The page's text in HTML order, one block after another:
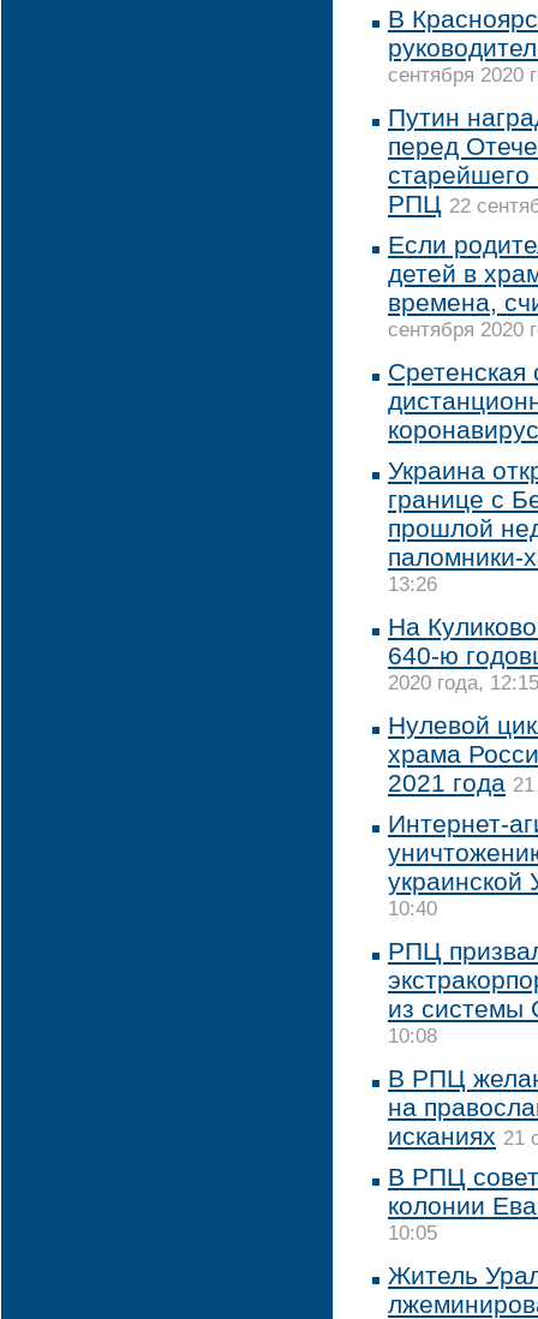
В
сентября 2020
Путин
перед
старейшего
РПЦ 22
Если
детей в
времена,
сентября 2020
Сретенская
Украина
границе с
прошлой
паломники-
13:26
На
640-ю
2020 года, 12:15
Нулевой
храма
2021 года
Интернет-
украинской
10:40
РПЦ
из
10:08
В РПЦ
на
исканиях 21
В РПЦ
колонии
10:05
Житель